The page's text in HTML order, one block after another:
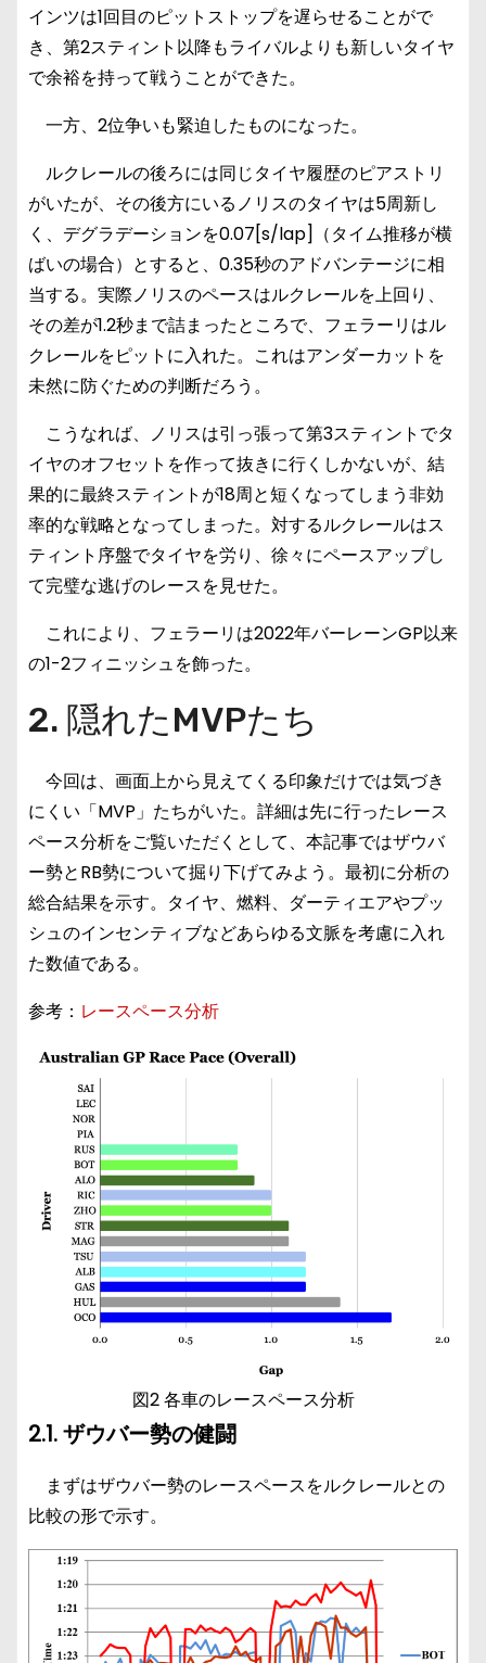
インツは1回目のピットストップを遅らせることがで
き、第2スティント以降もライバルよりも新しいタイヤ
で余裕を持って戦うことができた。
一方、2位争いも緊迫したものになった。
ルクレールの後ろには同じタイヤ履歴のピアストリ
がいたが、その後方にいるノリスのタイヤは5周新し
く、デグラデーションを0.07[s/lap]（タイム推移が横
ばいの場合）とすると、0.35秒のアドバンテージに相
当する。実際ノリスのペースはルクレールを上回り、
その差が1.2秒まで詰まったところで、フェラーリはル
クレールをピットに入れた。これはアンダーカットを
未然に防ぐための判断だろう。
こうなれば、ノリスは引っ張って第3スティントでタ
イヤのオフセットを作って抜きに行くしかないが、結
果的に最終スティントが18周と短くなってしまう非効
率的な戦略となってしまった。対するルクレールはス
ティント序盤でタイヤを労り、徐々にペースアップし
て完璧な逃げのレースを見せた。
これにより、フェラーリは2022年バーレーンGP以来
の1-2フィニッシュを飾った。
2. 隠れたMVPたち
今回は、画面上から見えてくる印象だけでは気づき
にくい「MVP」たちがいた。詳細は先に行ったレース
ペース分析をご覧いただくとして、本記事ではザウバ
ー勢とRB勢について掘り下げてみよう。最初に分析の
総合結果を示す。タイヤ、燃料、ダーティエアやプッ
シュのインセンティブなどあらゆる文脈を考慮に入れ
た数値である。
参考： レースペース分析
図2 各車のレースペース分析
2.1. ザウバー勢の健闘
まずはザウバー勢のレースペースをルクレールとの
比較の形で示す。